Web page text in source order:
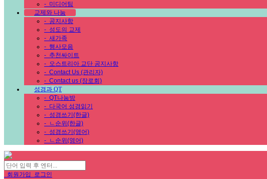
- 미디어팀
교제와 나눔
- 공지사항
- 성도의 교제
- 새가족
- 행사모음
- 추천싸이트
- 오스트리아 교단 공지사항
- Contact Us (관리자)
- Contact us (장로회)
성경과 QT
- QT나눔방
- 다국어 성경읽기
- 성경쓰기(한글)
- ㄴ순위(한글)
- 성경쓰기(영어)
- ㄴ순위(영어)
회원가입 로그인